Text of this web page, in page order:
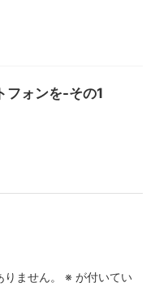
フォンを-その1
ません。 ※ が付いてい